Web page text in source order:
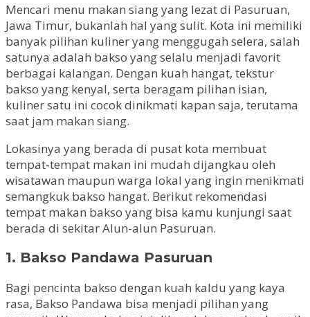
Mencari menu makan siang yang lezat di Pasuruan,
Jawa Timur, bukanlah hal yang sulit. Kota ini memiliki
banyak pilihan kuliner yang menggugah selera, salah
satunya adalah bakso yang selalu menjadi favorit
berbagai kalangan. Dengan kuah hangat, tekstur
bakso yang kenyal, serta beragam pilihan isian,
kuliner satu ini cocok dinikmati kapan saja, terutama
saat jam makan siang.
Lokasinya yang berada di pusat kota membuat
tempat-tempat makan ini mudah dijangkau oleh
wisatawan maupun warga lokal yang ingin menikmati
semangkuk bakso hangat. Berikut rekomendasi
tempat makan bakso yang bisa kamu kunjungi saat
berada di sekitar Alun-alun Pasuruan.
1. Bakso Pandawa Pasuruan
Bagi pencinta bakso dengan kuah kaldu yang kaya
rasa, Bakso Pandawa bisa menjadi pilihan yang